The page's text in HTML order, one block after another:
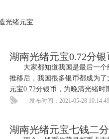
光绪元宝
湖南光绪元宝0.72分
大家都知道我国是最后一个
推移后，我国很多银币都成为
元宝0.72分银币，为晚清光绪时
发布时间：2021-05-28 10:14:49
湖南光绪元宝七钱二